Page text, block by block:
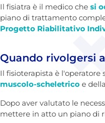
Il fisiatra è il medico che si
piano di trattamento
Progetto Riabilitativo
Quando rivolgersi
Il fisioterapista è l'operatore
muscolo-scheletrico e della
Dopo aver valutato le
mettere in atto un piano di